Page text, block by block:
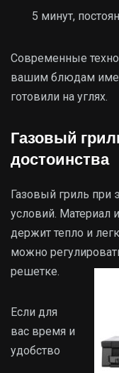
5 минут,
Современные
вашим блюдам
готовили на углях.
Газовый
достоинства
Газовый гриль при
условий. Материал
держит тепло и
можно
решетке.
Если для
вас время и
удобство